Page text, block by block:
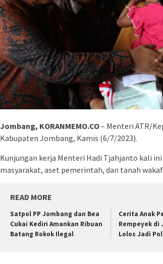
Jombang, KORANMEMO.CO– Menteri ATR/
Kabupaten Jombang, Kamis (6/7/2023).
Kunjungan kerja Menteri Hadi Tjahjanto kali
masyarakat, aset pemerintah, dan tanah
READ MORE
Satpol PP Jombang dan Bea
Cukai Kediri Amankan Ribuan
Batang Rokok Ilegal
Cerita Anak
Rempeyek di
Lolos Jadi